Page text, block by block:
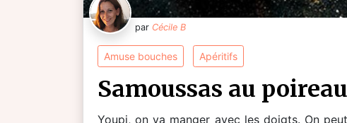
par Cécile B
amuse bouches apéritifs
samoussas au
Youpi, on va manger avec les doigts. On